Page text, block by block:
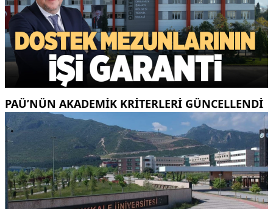
PAÜ’NÜN AKADEMIK KRITERLERI GÜNCELLENDI